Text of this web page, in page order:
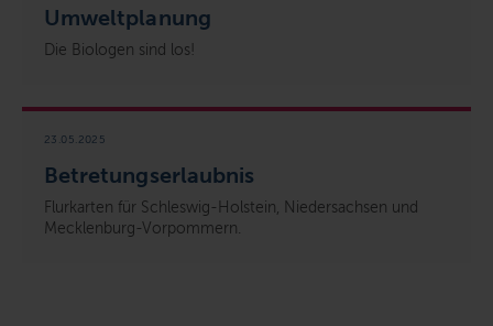
Umweltplanung
Die Biologen sind los!
Betretungserlaubnis
23.05.2025
Flurkarten für Schleswig-Holstein, Niedersachsen und
Mecklenburg-Vorpommern.